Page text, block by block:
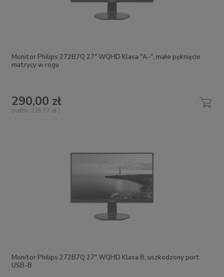
Monitor Philips 272B7Q 27" WQHD Klasa "A-", małe pęknięcie
matrycy w rogu
290,00 zł
(netto: 235,77 zł )
Monitor Philips 272B7Q 27" WQHD Klasa B, uszkodzony port
USB-B